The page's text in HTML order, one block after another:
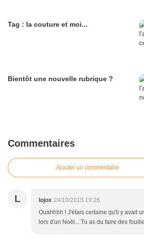
Tag : la couture et moi...
Bientôt une nouvelle rubrique ?
Commentaires
Ajouter un commentaire
L lojox 24/10/2015 19:26
Ouahhhh ! J'étais certaine qu'il y avait
lors d'un Noël... Tu as du faire des